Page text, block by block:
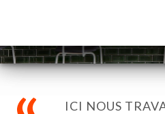
ICI NOUS